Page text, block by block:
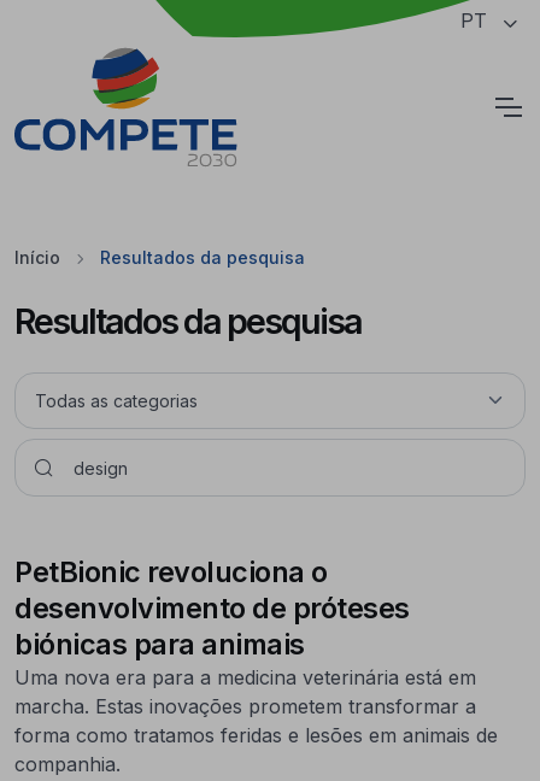
Saltar para o conteúdo principal da página PT
Início Resultados da pesquisa
Resultados da pesquisa
PetBionic revoluciona o
desenvolvimento de próteses
biónicas para animais
Uma nova era para a medicina veterinária está em
marcha. Estas inovações prometem transformar a
forma como tratamos feridas e lesões em animais de
companhia.